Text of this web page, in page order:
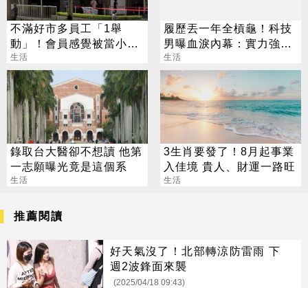
不滿好市多員工「1舉
動」！會員感覺被當小偷
網曝真實原因
生活
履歷丟一年全槓龜！科技
男曝血淚內幕：實力強也
沒用
生活
錄取台大醫卻不想讀 他第
一志願曝光竟是這個系
生活
3生肖要發了！8月起事業
入佳境 貴人、財運一路旺
生活
推薦閱讀
好天氣沒了！北部轉涼防雷雨 下
週2波鋒面來襲
(2025/04/18 09:43)